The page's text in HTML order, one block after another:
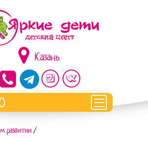
Казань
развитии /